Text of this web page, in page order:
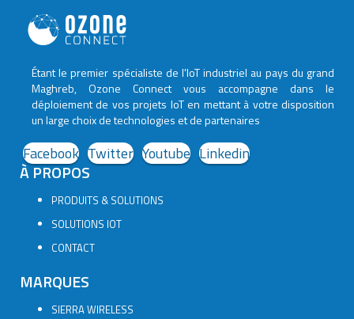
Étant le premier spécialiste de l'IoT industriel au pays du grand
Maghreb, Ozone Connect vous accompagne dans le
déploiement de vos projets IoT en mettant à votre disposition
un large choix de technologies et de partenaires
Facebook Twitter Youtube Linkedin
À PROPOS
PRODUITS & SOLUTIONS
SOLUTIONS IOT
CONTACT
MARQUES
SIERRA WIRELESS